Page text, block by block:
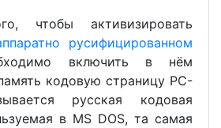
чтобы активизировать
русифицированном
включить в нём
кодовую страницу PC-
русская кодовая
в MS DOS, та самая